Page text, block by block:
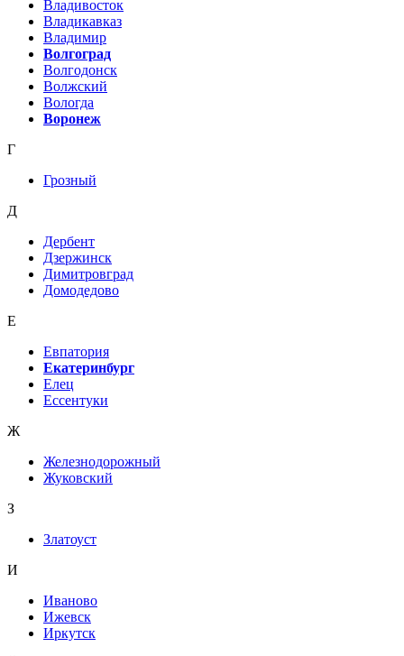
Владивосток
Владикавказ
Владимир
Волгоград
Волгодонск
Волжский
Вологда
Воронеж
Г
Грозный
Д
Дербент
Дзержинск
Димитровград
Домодедово
Е
Евпатория
Екатеринбург
Елец
Ессентуки
Ж
Железнодорожный
Жуковский
З
Златоуст
И
Иваново
Ижевск
Иркутск